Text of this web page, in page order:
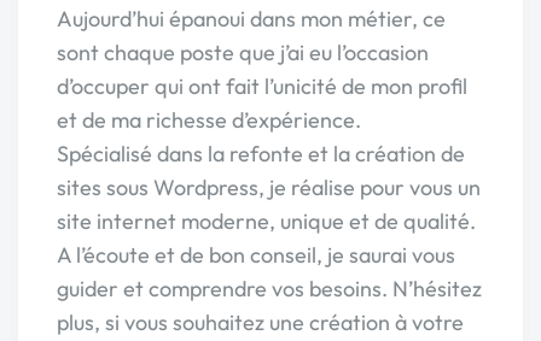
Aujourd’hui épanoui dans mon métier, ce
sont chaque poste que j’ai eu l’occasion
d’occuper qui ont fait l’unicité de mon profil
et de ma richesse d’expérience.
Spécialisé dans la refonte et la création de
sites sous Wordpress, je réalise pour vous un
site internet moderne, unique et de qualité.
A l’écoute et de bon conseil, je saurai vous
guider et comprendre vos besoins. N’hésitez
plus, si vous souhaitez une création à votre